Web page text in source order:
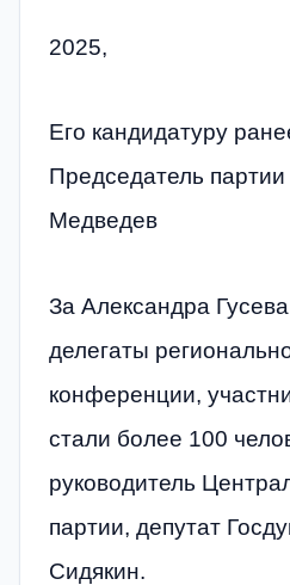
2025,
Его кандидатуру
Председатель
Медведев
За Александра
делегаты
конференции,
стали более 100
руководитель
партии, депутат
Сидякин.